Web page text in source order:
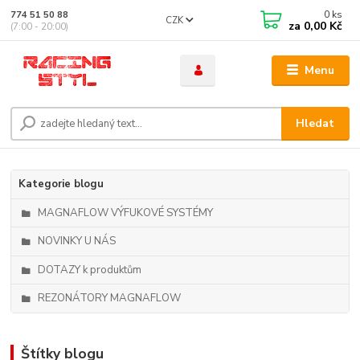
Menu
CZK
Hledat
774 51 50 88
(7:00 - 20:00)
0 ks
za 0,00 Kč
Kategorie blogu
MAGNAFLOW VÝFUKOVÉ SYSTÉMY
NOVINKY U NÁS
DOTAZY k produktům
REZONÁTORY MAGNAFLOW
Štítky blogu